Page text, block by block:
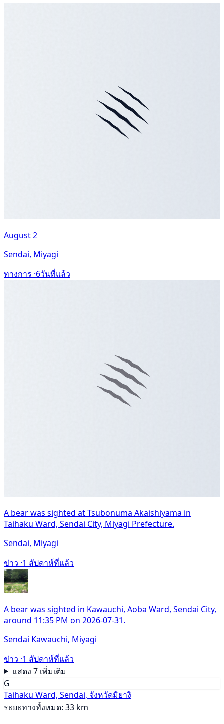
August 2
Sendai, Miyagi
ทางการ ·6วันที่แล้ว
A bear was sighted at Tsubonuma Akaishiyama in
Taihaku Ward, Sendai City, Miyagi Prefecture.
Sendai, Miyagi
ข่าว ·1 สัปดาห์ที่แล้ว
A bear was sighted in Kawauchi, Aoba Ward, Sendai City,
around 11:35 PM on 2026-07-31.
Sendai Kawauchi, Miyagi
ข่าว ·1 สัปดาห์ที่แล้ว
แสดง 7 เพิ่มเติม
G
Taihaku Ward, Sendai, จังหวัดมิยางิ
ระยะทางทั้งหมด: 33 km